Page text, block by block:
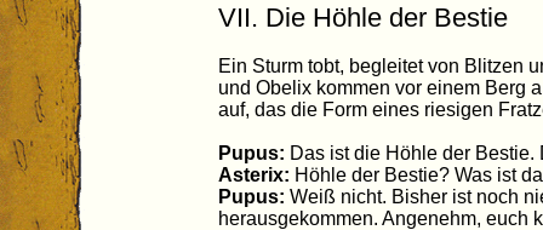
VII. Die Höhle der Bestie
Ein Sturm tobt, begleitet von Blitzen
und Obelix kommen vor einem Berg
auf, das die Form eines riesigen
Pupus: Das ist die Höhle der Bestie.
Asterix: Höhle der Bestie? Was ist
Pupus: Weiß nicht. Bisher ist noch
herausgekommen. Angenehm, euch